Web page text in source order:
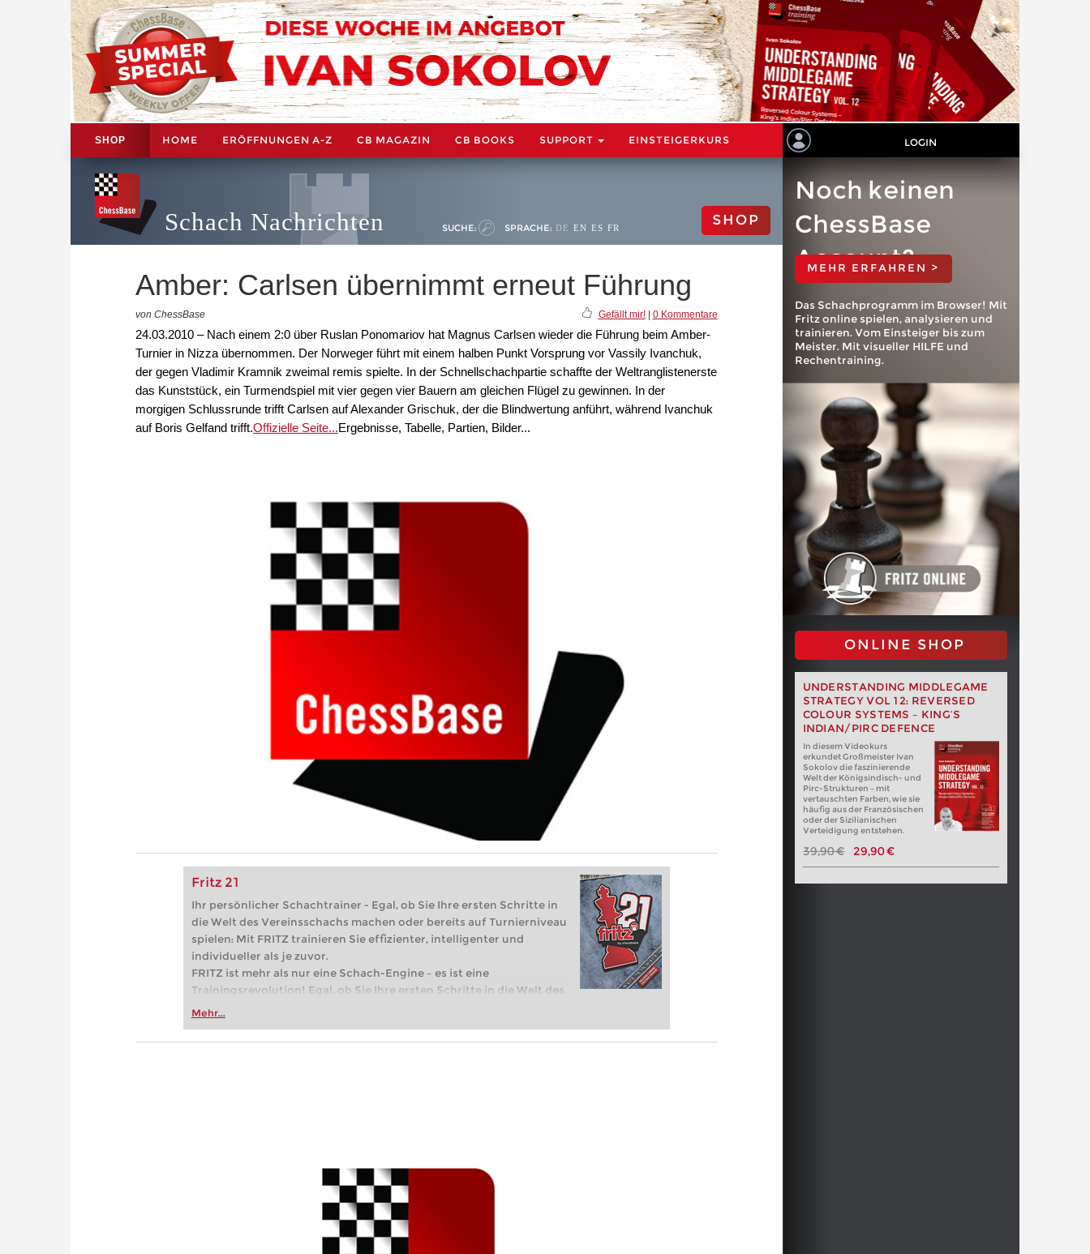
SHOP HOME ERÖFFNUNGEN A-Z CB MAGAZIN CB BOOKS SUPPORT EINSTEIGERKURS LOGIN
Schach Nachrichten SUCHE: SPRACHE: DE EN ES FR SHOP
Amber: Carlsen übernimmt erneut Führung
von ChessBase Gefällt mir!| 0 Kommentare
24.03.2010 – Nach einem 2:0 über Ruslan Ponomariov hat Magnus Carlsen wieder die Führung beim Amber-
Turnier in Nizza übernommen. Der Norweger führt mit einem halben Punkt Vorsprung vor Vassily Ivanchuk,
der gegen Vladimir Kramnik zweimal remis spielte. In der Schnellschachpartie schaffte der Weltranglistenerste
das Kunststück, ein Turmendspiel mit vier gegen vier Bauern am gleichen Flügel zu gewinnen. In der
morgigen Schlussrunde trifft Carlsen auf Alexander Grischuk, der die Blindwertung anführt, während Ivanchuk
auf Boris Gelfand trifft.Offizielle Seite...Ergebnisse, Tabelle, Partien, Bilder...
Fritz 21
Ihr persönlicher Schachtrainer - Egal, ob Sie Ihre ersten Schritte in
die Welt des Vereinsschachs machen oder bereits auf Turnierniveau
spielen: Mit FRITZ trainieren Sie effizienter, intelligenter und
individueller als je zuvor.
FRITZ ist mehr als nur eine Schach-Engine – es ist eine
Trainingsrevolution! Egal, ob Sie Ihre ersten Schritte in die Welt des
Vereinsschachs machen oder bereits auf Turnierniveau spielen: Mit
zuvor.
Mehr...
Noch keinen
ChessBase
Account?
MEHR ERFAHREN >
Das Schachprogramm im Browser! Mit
Fritz online spielen, analysieren und
trainieren. Vom Einsteiger bis zum
Meister. Mit visueller HILFE und
Rechentraining.
ONLINE SHOP
UNDERSTANDING MIDDLEGAME
STRATEGY VOL 12: REVERSED
COLOUR SYSTEMS – KING’S
INDIAN/PIRC DEFENCE
In diesem Videokurs
erkundet Großmeister Ivan
Sokolov die faszinierende
Welt der Königsindisch- und
Pirc-Strukturen – mit
vertauschten Farben, wie sie
häufig aus der Französischen
oder der Sizilianischen
Verteidigung entstehen.
39,90 € 29,90 €